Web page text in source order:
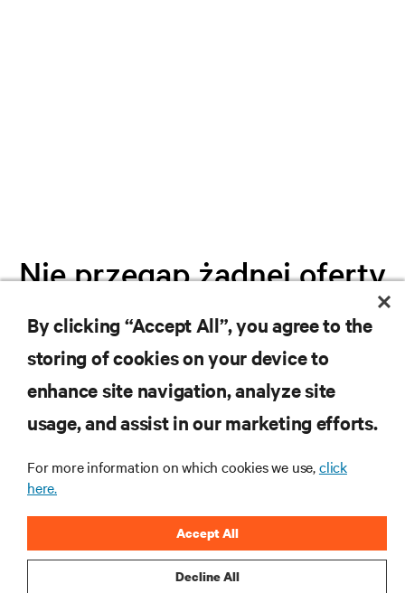
Nie przegap żadnej oferty
Dołącz do naszej listy mailingowej i
otrzymuj najnowsze informacje o
produktach oraz aktualności branżowe
od Vertiv.
ZAREJESTRUJ SIĘ
By clicking “Accept All”, you agree to the
storing of cookies on your device to
enhance site navigation, analyze site
usage, and assist in our marketing efforts.
For more information on which cookies we use,click
here.
Decline All
Accept All